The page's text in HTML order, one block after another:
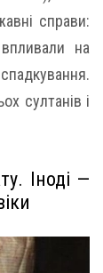
справи:
на
султанів і
Іноді —